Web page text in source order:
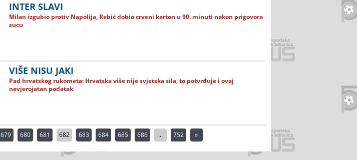
INTER SLAVI
Milan izgubio protiv Napolija, Rebić dobio crveni karton u 90. minuti nakon prigovora
sucu
VIŠE NISU JAKI
Pad hrvatskog rukometa: Hrvatska više nije svjetska sila, to potvrđuje i ovaj
nevjerojatan podatak
679 680 681 682 683 684 685 686 ... 752 »